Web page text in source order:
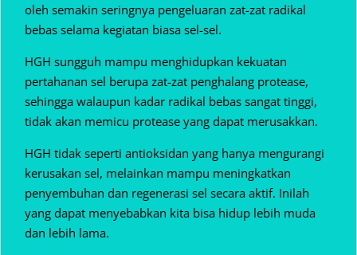
oleh semakin seringnya pengeluaran zat-zat radikal
bebas selama kegiatan biasa sel-sel.
HGH sungguh mampu menghidupkan kekuatan
pertahanan sel berupa zat-zat penghalang protease,
sehingga walaupun kadar radikal bebas sangat tinggi,
tidak akan memicu protease yang dapat merusakkan.
HGH tidak seperti antioksidan yang hanya mengurangi
kerusakan sel, melainkan mampu meningkatkan
penyembuhan dan regenerasi sel secara aktif. Inilah
yang dapat menyebabkan kita bisa hidup lebih muda
dan lebih lama.